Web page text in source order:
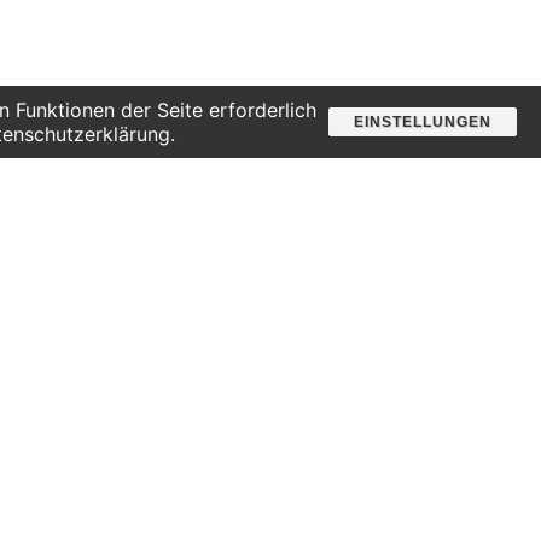
Funktionen der Seite erforderlich
EINSTELLUNGEN